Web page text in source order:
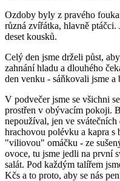
Ozdoby byly z pravého
různá zvířátka, hlavně ptáčci.
deset kousků.
Celý den jsme drželi půst,
zahnání hladu a dlouhého
den venku - sáňkovali jsme a
V podvečer jsme se všichni
prostřen v obývacím pokoji.
nepoužíval, jen ve
hrachovou polévku a kapra s
"viliovou" omáčku - ze
ovoce, tu jsme jedli na první
salát. Pod každým talířem
Kčs a to proto, aby se nás